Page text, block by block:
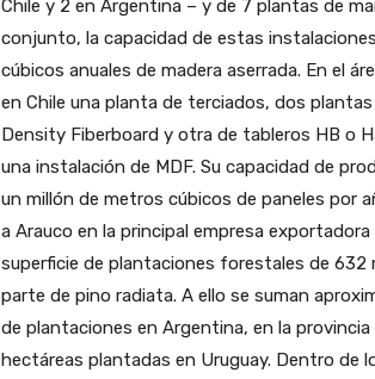
Chile y 2 en Argentina – y de 7 plantas de
conjunto, la capacidad de estas
cúbicos anuales de madera aserrada. En el
en Chile una planta de terciados, dos
Density Fiberboard y otra de tableros HB o
una instalación de MDF. Su capacidad de
un millón de metros cúbicos de paneles por
a Arauco en la principal empresa
superficie de plantaciones forestales de 632
parte de pino radiata. A ello se suman
de plantaciones en Argentina, en la provincia
hectáreas plantadas en Uruguay. Dentro de